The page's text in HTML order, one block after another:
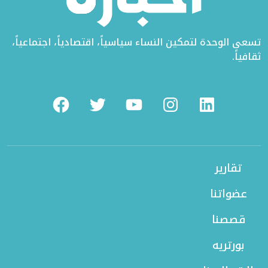
تسعى الوحدة لتمكين النساء سياسياً، اقتصادياً، اجتماعياً،
ثقافياً.
FacebookTwitterYoutubeInstagramLinkedin
تقارير
عضواتنا
قصصنا
بورتريه